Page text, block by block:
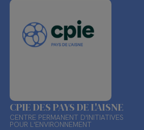
CPIE DES PAYS DE L'AISNE
CENTRE PERMANENT D'INITIATIVES
POUR L'ENVIRONNEMENT